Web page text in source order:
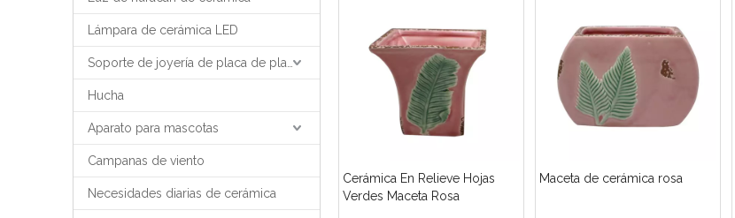
Lámpara de cerámica LED
Hucha
Aparato para mascotas
Campanas de viento
Necesidades diarias de cerámica
Cerámica En Relieve Hojas
Verdes Maceta Rosa
Maceta de cerámica rosa